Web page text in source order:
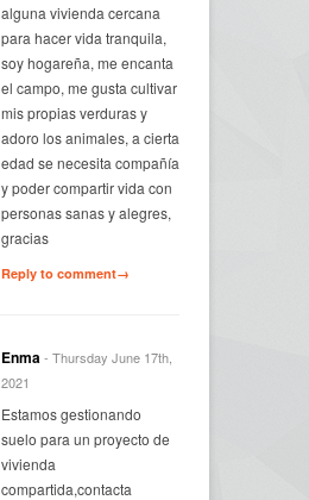
alguna vivienda cercana
para hacer vida tranquila,
soy hogareña, me encanta
el campo, me gusta cultivar
mis propias verduras y
adoro los animales, a cierta
edad se necesita compañía
y poder compartir vida con
personas sanas y alegres,
gracias
Reply to comment→
Enma- Thursday June 17th,
2021
Estamos gestionando
suelo para un proyecto de
vivienda
compartida,contacta